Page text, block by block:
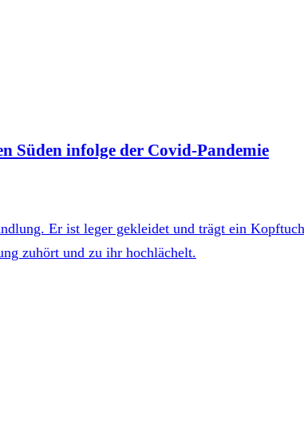
Süden infolge der Covid-Pandemie